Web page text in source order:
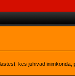
kes juhivad inimkonda,